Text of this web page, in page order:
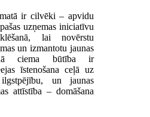
ir cilvēki – apvidu
uzņemas iniciatīvu
lai novērstu
un izmantotu jaunas
ciema būtība ir
īstenošana ceļā uz
un jaunas
attīstība – domāšana